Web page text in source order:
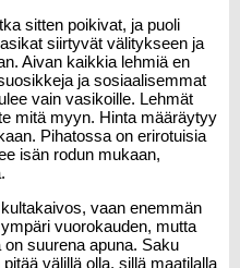
sitten poikivat, ja puoli
siirtyvät välitykseen ja
Aivan kaikkia lehmiä en
ja sosiaalisemmat
vain vasikoille. Lehmät
mitä myyn. Hinta määräytyy
Pihatossa on erirotuisia
isän rodun mukaan,
vaan enemmän
vuorokauden, mutta
suurena apuna. Saku
välillä olla, sillä maatilalla